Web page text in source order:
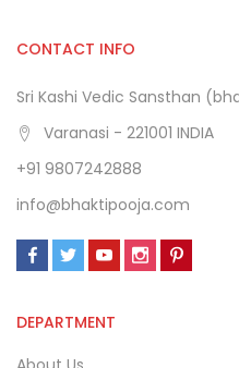
CONTACT INFO
Sri Kashi Vedic Sansthan
Varanasi - 221001 INDIA
+91 9807242888
info@bhaktipooja.com
DEPARTMENT